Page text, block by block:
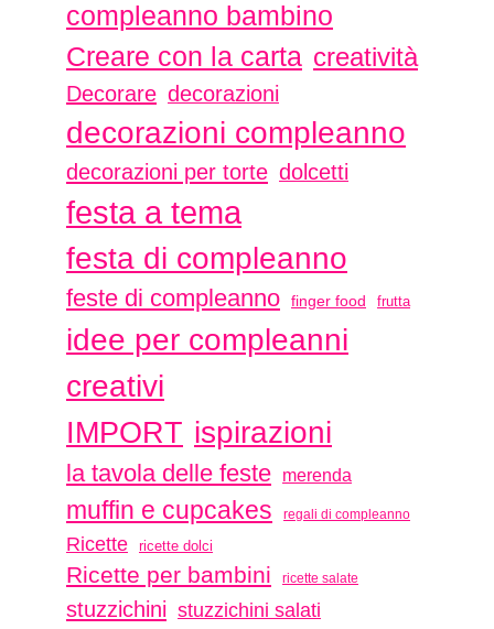
compleanno bambino
Creare con la carta creatività
Decorare decorazioni
decorazioni compleanno
decorazioni per torte dolcetti
festa a tema
festa di compleanno
feste di compleanno finger food frutta
idee per compleanni
creativi
IMPORT ispirazioni
la tavola delle feste merenda
muffin e cupcakes regali di compleanno
Ricette ricette dolci
Ricette per bambini ricette salate
stuzzichini stuzzichini salati